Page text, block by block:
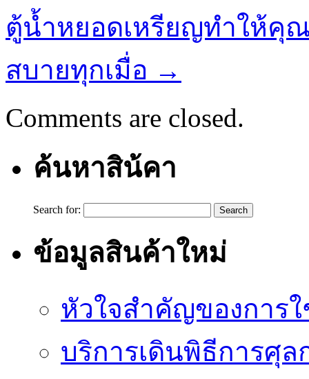
ตู้น้ำหยอดเหรียญทำให้คุ
สบายทุกเมื่อ →
Comments are closed.
ค้นหาสิน้คา
Search for:
ข้อมูลสินค้าใหม่
หัวใจสำคัญของการ
บริการเดินพิธีการศุล